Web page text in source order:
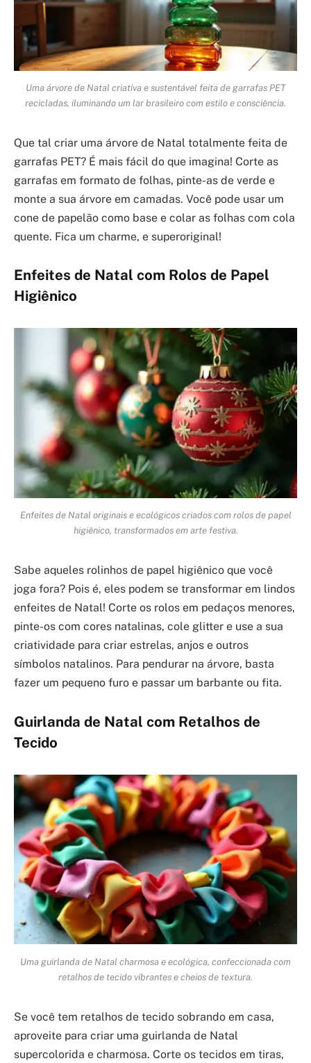
Uma árvore de Natal criativa e sustentável feita de garrafas PET
recicladas, iluminando um lar brasileiro com estilo e consciência.
Que tal criar uma árvore de Natal totalmente feita de
garrafas PET? É mais fácil do que imagina! Corte as
garrafas em formato de folhas, pinte-as de verde e
monte a sua árvore em camadas. Você pode usar um
cone de papelão como base e colar as folhas com cola
quente. Fica um charme, e superoriginal!
Enfeites de Natal com Rolos de Papel
Higiênico
Enfeites de Natal originais e ecológicos criados com rolos de papel
higiênico, transformados em arte festiva.
Sabe aqueles rolinhos de papel higiênico que você
joga fora? Pois é, eles podem se transformar em lindos
enfeites de Natal! Corte os rolos em pedaços menores,
pinte-os com cores natalinas, cole glitter e use a sua
criatividade para criar estrelas, anjos e outros
símbolos natalinos. Para pendurar na árvore, basta
fazer um pequeno furo e passar um barbante ou fita.
Guirlanda de Natal com Retalhos de
Tecido
Uma guirlanda de Natal charmosa e ecológica, confeccionada com
retalhos de tecido vibrantes e cheios de textura.
Se você tem retalhos de tecido sobrando em casa,
aproveite para criar uma guirlanda de Natal
supercolorida e charmosa. Corte os tecidos em tiras,